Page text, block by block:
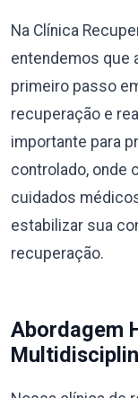
Na Clínica
entendemos que
primeiro passo
recuperação e
importante para
controlado, onde
cuidados
estabilizar sua
recuperação.
Abordagem